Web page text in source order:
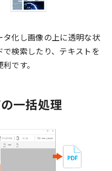
化し画像の上に透明な状
検索したり、テキストを
です。
一括処理